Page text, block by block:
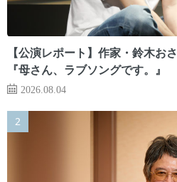
【公演レポート】作家・鈴木お
『母さん、ラブソングです。』
2026.08.04